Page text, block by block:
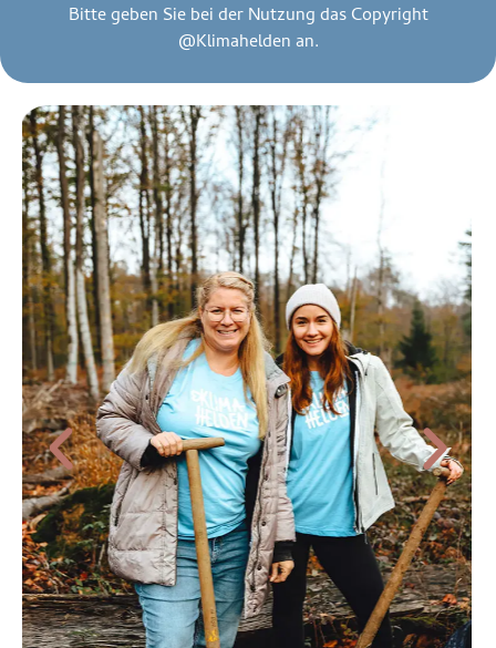
Bitte geben Sie bei der Nutzung das Copyright
@Klimahelden an.